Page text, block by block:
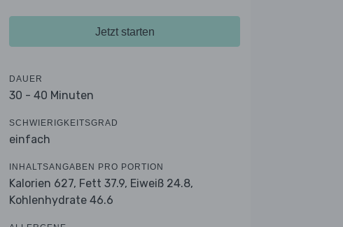
Jetzt starten
DAUER
30 - 40 Minuten
SCHWIERIGKEITSGRAD
einfach
INHALTSANGABEN PRO PORTION
Kalorien 627, Fett 37.9, Eiweiß 24.8,
Kohlenhydrate 46.6